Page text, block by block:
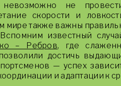
не
скорости и
мире также важны
известный
– Ребров, где
достичь
— успех
и адаптации к